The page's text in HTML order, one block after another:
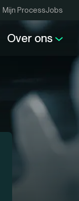
Mijn ProcessJobs
Over ons